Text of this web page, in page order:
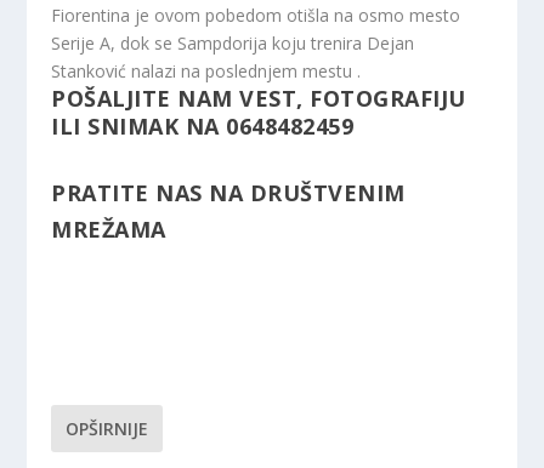
Fiorentina je ovom pobedom otišla na osmo mesto
Serije A, dok se Sampdorija koju trenira Dejan
Stanković nalazi na poslednjem mestu .
POŠALJITE NAM VEST, FOTOGRAFIJU
ILI SNIMAK NA 0648482459
PRATITE NAS NA DRUŠTVENIM
MREŽAMA
OPŠIRNIJE